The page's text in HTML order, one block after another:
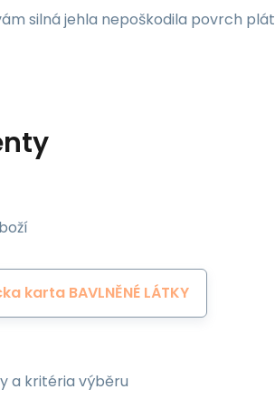
silná jehla nepoškodila povrch
karta BAVLNĚNÉ LÁTKY
a kritéria výběru